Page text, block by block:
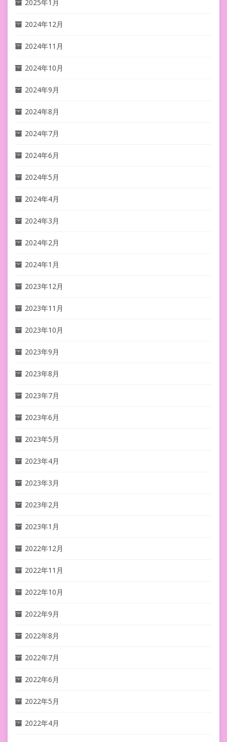
2025年1月
2024年12月
2024年11月
2024年10月
2024年9月
2024年8月
2024年7月
2024年6月
2024年5月
2024年4月
2024年3月
2024年2月
2024年1月
2023年12月
2023年11月
2023年10月
2023年9月
2023年8月
2023年7月
2023年6月
2023年5月
2023年4月
2023年3月
2023年2月
2023年1月
2022年12月
2022年11月
2022年10月
2022年9月
2022年8月
2022年7月
2022年6月
2022年5月
2022年4月